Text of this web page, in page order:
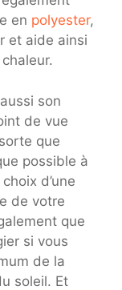
en polyester,
et aide ainsi
son
de vue
que
possible à
d’une
de votre
que
si vous
de la
soleil. Et